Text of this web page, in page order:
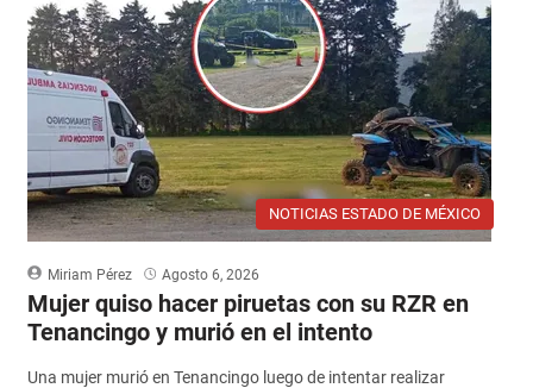
NOTICIAS ESTADO DE MÉXICO
Miriam Pérez Agosto 6, 2026
Mujer quiso hacer piruetas con su RZR en
Tenancingo y murió en el intento
Una mujer murió en Tenancingo luego de intentar realizar